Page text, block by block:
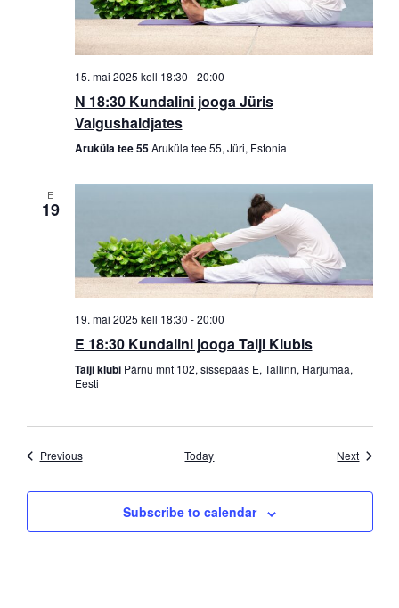
15. mai 2025 kell 18:30 -20:00
N 18:30 Kundalini jooga Jüris
Valgushaldjates
Aruküla tee 55Aruküla tee 55, Jüri, Estonia
E
19
19. mai 2025 kell 18:30 -20:00
E 18:30 Kundalini jooga Taiji Klubis
Taiji klubi Pärnu mnt 102, sissepääs E, Tallinn, Harjumaa,
Eesti
PreviousSündmused Today Next
Subscribe to calendar